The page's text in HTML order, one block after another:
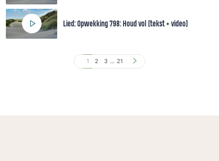
Lied: Opwekking 798: Houd vol [tekst + video]
1 2 3 ... 21